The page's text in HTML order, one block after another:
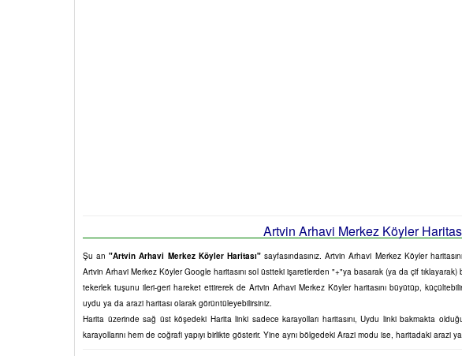
Artvin Arhavi Merkez Köyler
Şu an"Artvin Arhavi Merkez Köyler Haritası"sayfasındasınız. Artvin Arhavi Merkez Köyler
Artvin Arhavi Merkez Köyler Google haritasını sol üstteki işaretlerden "+"ya basarak (ya da çif
tekerlek tuşunu ileri-geri hareket ettirerek de Artvin Arhavi Merkez Köyler haritasını büyütüp,
uydu ya da arazi haritası olarak görüntüleyebilirsiniz.
Harita üzerinde sağ üst köşedeki Harita linki sadece karayolları haritasını, Uydu linki bakmakta
karayollarını hem de coğrafi yapıyı birlikte gösterir. Yine aynı bölgedeki Arazi modu ise, haritadaki arazi